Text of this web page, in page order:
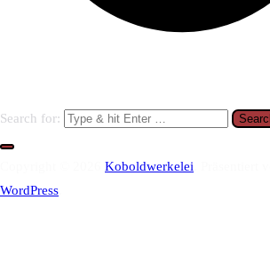
Search for:
Koboldwerkelei
WordPress